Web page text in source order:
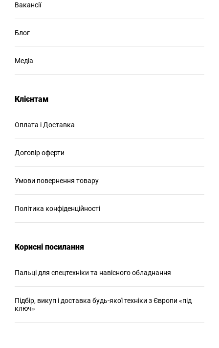
Вакансії
Блог
Медіа
Клієнтам
Оплата і Доставка
Договір оферти
Умови повернення товару
Політика конфіденційності
Корисні посилання
Пальці для спецтехніки та навісного обладнання
Підбір, викуп і доставка будь-якої техніки з Європи «під
ключ»